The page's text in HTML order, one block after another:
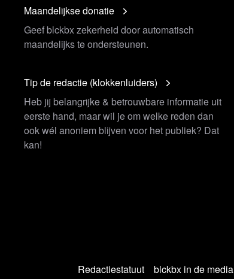
stikstofreductie nodig bij halen
stikstofcijfers
het reces en ja hoor, twee
stikstof die voortkomt uit de
tekst staat letterlijk in de brief 6/8
weg dat ik erbij blijf dat het een
tijdens de uitzending!
Maandelijkse donatie
Geef blckbx zekerheid door automatisch
maandelijks te ondersteunen.
Tip de redactie (klokkenluiders)
Heb jij belangrijke & betrouwbare informatie uit
eerste hand, maar wil je om welke reden dan
ook wél anoniem blijven voor het publiek? Dat
kan!
Redactiestatuut blckbx in de media